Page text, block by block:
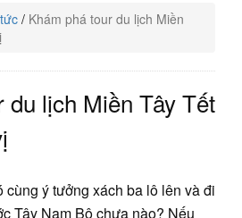
/ Khám phá tour du lịch Miền
du lịch Miền Tây Tết
cùng ý tưởng xách ba lô lên và đi
Tây Nam Bộ chưa nào? Nếu